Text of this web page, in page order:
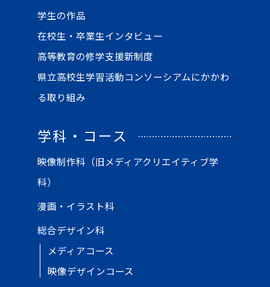
学生の作品
在校生・卒業生インタビュー
高等教育の修学支援新制度
県立高校生学習活動コンソーシアムにかかわ
る取り組み
学科・コース
映像制作科（旧メディアクリエイティブ学
科）
漫画・イラスト科
総合デザイン科
メディアコース
映像デザインコース